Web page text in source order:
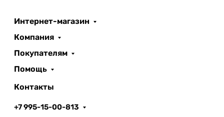
С установленной сеткой
Количество групп
Интернет-магазин
Компания
Покупателям
Помощь
Контакты
+7 995-15-00-813